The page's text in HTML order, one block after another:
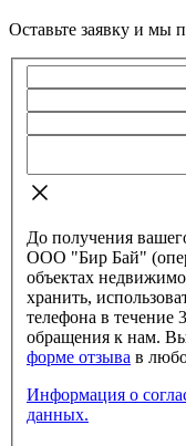
Оставьте заявку и мы
До получения
ООО "Бир Бай"
объектах
хранить,
телефона в течение
форме отзыва
в
Информация о согласии на обработку персональных
данных.